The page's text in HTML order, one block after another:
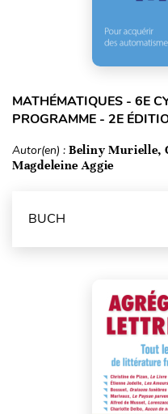
MATHÉMATIQUES - 6E
PROGRAMME - 2E
Autor(en) : Beliny Murielle,
Magdeleine Aggie
BUCH